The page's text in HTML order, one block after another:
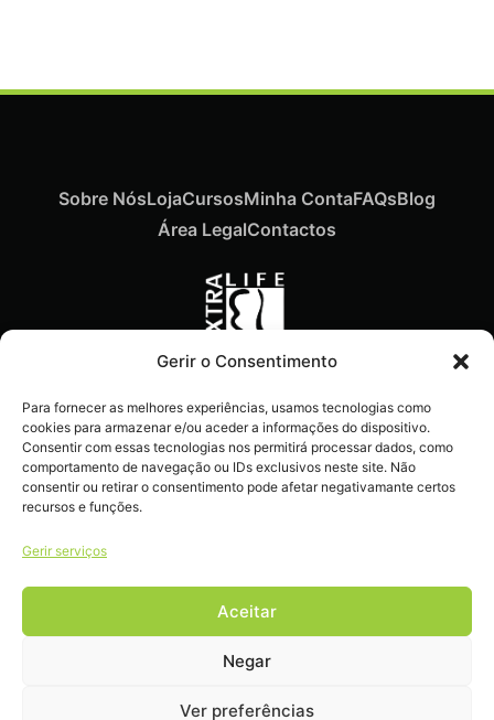
Gerir o Consentimento
Para fornecer as melhores experiências, usamos tecnologias como
cookies para armazenar e/ou aceder a informações do dispositivo.
Consentir com essas tecnologias nos permitirá processar dados, como
comportamento de navegação ou IDs exclusivos neste site. Não
consentir ou retirar o consentimento pode afetar negativamante certos
recursos e funções.
Gerir serviços
Aceitar
Negar
Ver preferências
novidades e dicas
imperdíveis diretamente no
teu e-mail.
Sobre NósLojaCursosMinha ContaFAQsBlog
Área LegalContactos
Livro de reclamações